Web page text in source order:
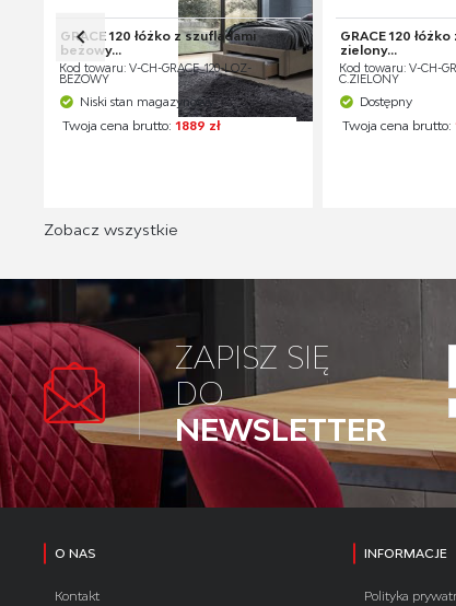
GRACE 120 łóżko z szufladami
beżowy...
Kod towaru: V-CH-GRACE_120-LOZ-
BEŻOWY
Niski stan magazynowy
Twoja cena brutto:1889 zł
GRACE 120
zielony...
Kod towaru: V-CH-
C.ZIELONY
Dostępny
Twoja cena brutto:
Zobacz wszystkie
ZAPISZ SIĘ
DO
NEWSLETTER
O NAS
Kontakt
INFORMACJE
Polityka